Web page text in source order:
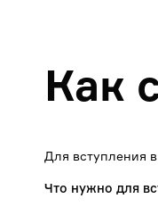
Как
Для вступления
Что нужно для